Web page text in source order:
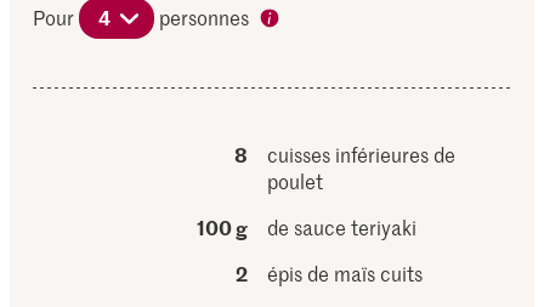
Pour 4 personnes
8
cuisses inférieures de
poulet
100 g
de sauce teriyaki
2
épis de maïs cuits